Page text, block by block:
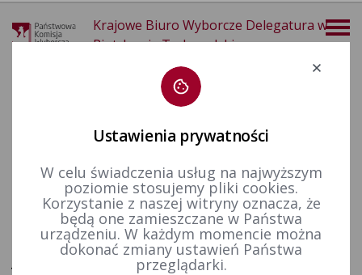
Krajowe Biuro Wyborcze Delegatura w
Piotrkowie Trybunalskim
Spoty Wybory samorządowe w 2018 r.
Ustawienia prywatności
W celu świadczenia usług na najwyższym
poziomie stosujemy pliki cookies.
Korzystanie z naszej witryny oznacza, że
będą one zamieszczane w Państwa
urządzeniu. W każdym momencie można
dokonać zmiany ustawień Państwa
przeglądarki.